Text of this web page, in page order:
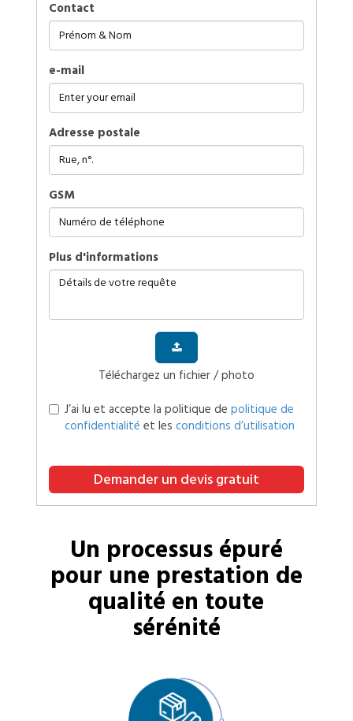
Contact
e-mail
Adresse postale
GSM
plus d'informations
Téléchargez un fichier / photo
J’ai lu et accepte la politique de politique de
confidentialité et les conditions d’utilisation
Demander un devis gratuit
Un processus épuré
pour une prestation de
qualité en toute
sérénité